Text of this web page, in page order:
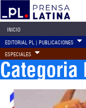
INICIO
EDITORIAL PL | PUBLICACIONES
ESPECIALES
Categoria